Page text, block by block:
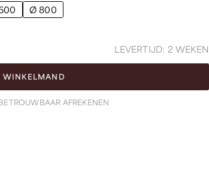
Ø 800
LEVERTIJD: 2 WEKEN
WINKELMAND
AFREKENEN